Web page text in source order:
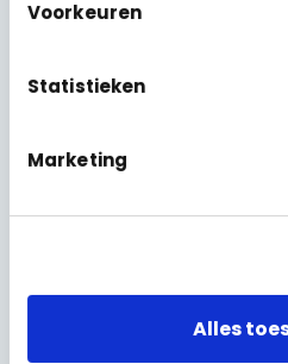
Voorkeuren
Statistieken
Marketing
Alles
Stroom en beeld over één
Alle cameratypes